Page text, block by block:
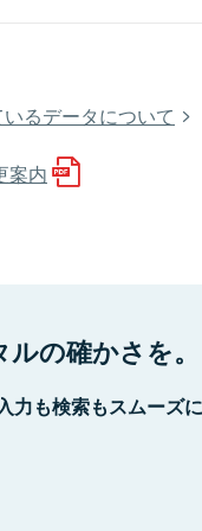
るデータについて
案内
の確かさを。
力も検索もスムーズ